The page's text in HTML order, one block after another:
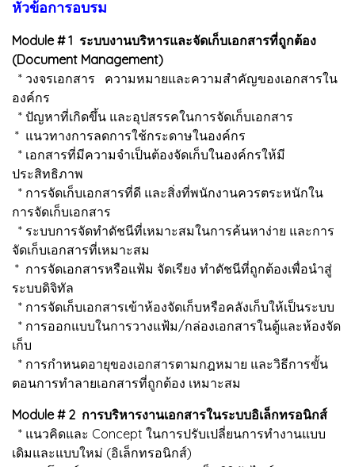
หัวข้อการอบรม
Module # 1 ระบบงานบริหารและจัดเก็บเอกสารที่ถูกต้อง
(Document Management)
* วงจรเอกสาร ความหมายและความสำคัญของเอกสารใน
องค์กร
* ปัญหาที่เกิดขึ้น และอุปสรรคในการจัดเก็บเอกสาร
* แนวทางการลดการใช้กระดาษในองค์กร
* เอกสารที่มีความจำเป็นต้องจัดเก็บในองค์กรให้มี
ประสิทธิภาพ
* การจัดเก็บเอกสารที่ดี และสิ่งที่พนักงานควรตระหนักใน
การจัดเก็บเอกสาร
* ระบบการจัดทำดัชนีที่เหมาะสมในการค้นหาง่าย และการ
จัดเก็บเอกสารที่เหมาะสม
* การจัดเอกสารหรือแฟ้ม จัดเรียง ทำดัชนีที่ถูกต้องเพื่อนำสู่
ระบบดิจิทัล
* การจัดเก็บเอกสารเข้าห้องจัดเก็บหรือคลังเก็บให้เป็นระบบ
* การออกแบบในการวางแฟ้ม/กล่องเอกสารในตู้และห้องจัด
เก็บ
* การกำหนดอายุของเอกสารตามกฎหมาย และวิธีการขั้น
ตอนการทำลายเอกสารที่ถูกต้อง เหมาะสม
Module # 2 การบริหารงานเอกสารในระบบอิเล็กทรอนิกส์
* แนวคิดและ Concept ในการปรับเปลี่ยนการทำงานแบบ
เดิมและแบบใหม่ (อิเล็กทรอนิกส์)